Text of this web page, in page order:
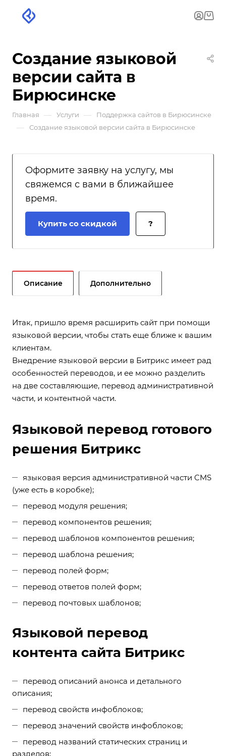
Создание языковой
версии сайта в
Бирюсинске
Главная — Услуги — Поддержка сайтов в Бирюсинске
— Создание языковой версии сайта в Бирюсинске
Оформите заявку на услугу, мы
свяжемся с вами в ближайшее
время.
Купить со скидкой ?
Описание Дополнительно
Итак, пришло время расширить сайт при помощи
языковой версии, чтобы стать еще ближе к вашим
клиентам.
Внедрение языковой версии в Битрикс имеет рад
особенностей переводов, и ее можно разделить
на две составляющие, перевод административной
части, и контентной части.
Языковой перевод готового
решения Битрикс
языковая версия административной части CMS
(уже есть в коробке);
перевод модуля решения;
перевод компонентов решения;
перевод шаблонов компонентов решения;
перевод шаблона решения;
перевод полей форм;
перевод ответов полей форм;
перевод почтовых шаблонов;
Языковой перевод
контента сайта Битрикс
перевод описаний анонса и детального
описания;
перевод свойств инфоблоков;
перевод значений свойств инфоблоков;
перевод названий статических страниц и
разделов;